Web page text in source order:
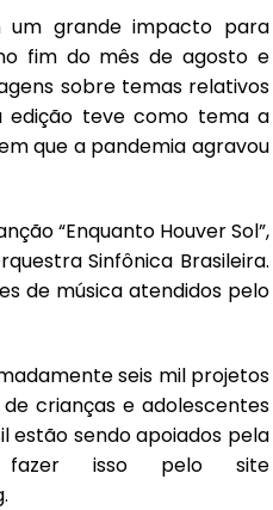
um grande impacto para
fim do mês de agosto e
sobre temas relativos
edição teve como tema a
que a pandemia agravou
“Enquanto Houver Sol”,
Sinfônica Brasileira.
de música atendidos pelo
seis mil projetos
crianças e adolescentes
estão sendo apoiados pela
fazer isso pelo site